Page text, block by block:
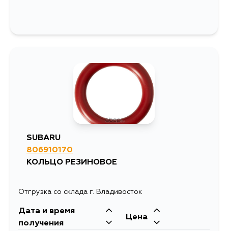
SUBARU
806910170
КОЛЬЦО РЕЗИНОВОЕ
Отгрузка со склада г. Владивосток
Дата и время
получения
Цена